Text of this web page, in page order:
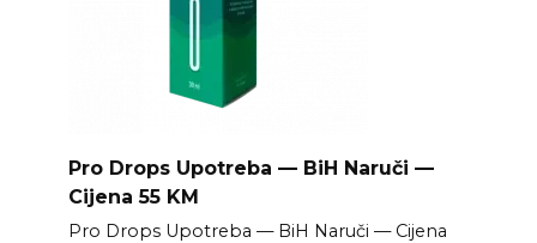
Pro Drops Upotreba — BiH Naruči —
Cijena 55 KM
Pro Drops Upotreba — BiH Naruči — Cijena